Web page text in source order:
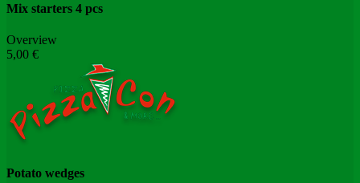
Mix starters 4 pcs
Overview
5,00 €
Potato wedges